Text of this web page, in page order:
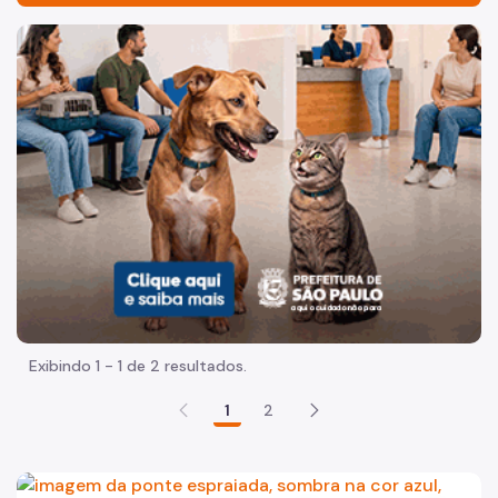
Acesso à Informação
Participação Social
Quadro de Serviços
Busca Territórios - UVIS
Conheça a DVZ
Animais Sinantrópicos - NVSIN
Vistoria Zoosanitária - NVZ
Vigilância Epidemiológica - NVE
Laboratório - LABZOO
Laboratório - LABFAUNA
Imagem de um cachorro caramelo e uma gata rajada,
Exibindo 1 - 1 de 2 resultados.
1 2